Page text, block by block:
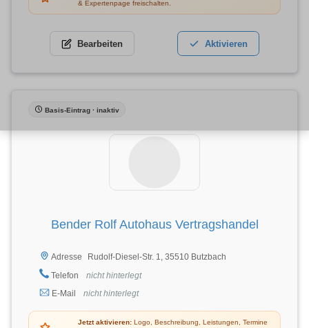
& Expertenpage freischalten.
Bearbeiten Aktivieren
Basis-Eintrag · inaktiv
Bender Rolf Autohaus Vertragshandel
Adresse
Rudolf-Diesel-Str. 1, 35510 Butzbach
Telefon
nicht hinterlegt
E-Mail
nicht hinterlegt
Jetzt aktivieren: Logo, Beschreibung, Leistungen, Termine